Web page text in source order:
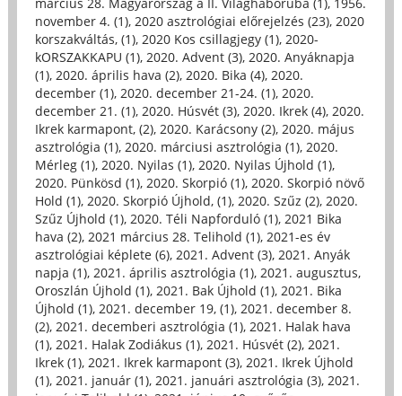
november 4. (1), 2020 asztrológiai előrejelzés (23), 2020
korszakváltás, (1), 2020 Kos csillagjegy (1), 2020-
kORSZAKKAPU (1), 2020. Advent (3), 2020. Anyáknapja
(1), 2020. április hava (2), 2020. Bika (4), 2020.
december (1), 2020. december 21-24. (1), 2020.
december 21. (1), 2020. Húsvét (3), 2020. Ikrek (4), 2020.
Ikrek karmapont, (2), 2020. Karácsony (2), 2020. május
asztrológia (1), 2020. márciusi asztrológia (1), 2020.
Mérleg (1), 2020. Nyilas (1), 2020. Nyilas Újhold (1),
2020. Pünkösd (1), 2020. Skorpió (1), 2020. Skorpió növő
Hold (1), 2020. Skorpió Újhold, (1), 2020. Szűz (2), 2020.
Szűz Újhold (1), 2020. Téli Napforduló (1), 2021 Bika
hava (2), 2021 március 28. Telihold (1), 2021-es év
asztrológiai képlete (6), 2021. Advent (3), 2021. Anyák
napja (1), 2021. április asztrológia (1), 2021. augusztus,
Oroszlán Újhold (1), 2021. Bak Újhold (1), 2021. Bika
Újhold (1), 2021. december 19, (1), 2021. december 8.
(2), 2021. decemberi asztrológia (1), 2021. Halak hava
(1), 2021. Halak Zodiákus (1), 2021. Húsvét (2), 2021.
Ikrek (1), 2021. Ikrek karmapont (3), 2021. Ikrek Újhold
(1), 2021. január (1), 2021. januári asztrológia (3), 2021.